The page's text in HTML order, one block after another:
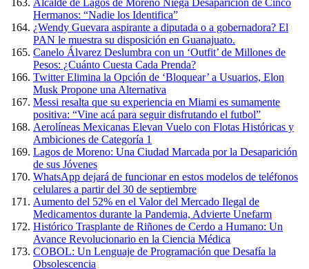
Alcalde de Lagos de Moreno Niega Desaparición de Cinco
Hermanos: “Nadie los Identifica”
¿Wendy Guevara aspirante a diputada o a gobernadora? El
PAN le muestra su disposición en Guanajuato.
Canelo Álvarez Deslumbra con un ‘Outfit’ de Millones de
Pesos: ¿Cuánto Cuesta Cada Prenda?
Twitter Elimina la Opción de ‘Bloquear’ a Usuarios, Elon
Musk Propone una Alternativa
Messi resalta que su experiencia en Miami es sumamente
positiva: “Vine acá para seguir disfrutando el futbol”
Aerolíneas Mexicanas Elevan Vuelo con Flotas Históricas y
Ambiciones de Categoría 1
Lagos de Moreno: Una Ciudad Marcada por la Desaparición
de sus Jóvenes
WhatsApp dejará de funcionar en estos modelos de teléfonos
celulares a partir del 30 de septiembre
Aumento del 52% en el Valor del Mercado Ilegal de
Medicamentos durante la Pandemia, Advierte Unefarm
Histórico Trasplante de Riñones de Cerdo a Humano: Un
Avance Revolucionario en la Ciencia Médica
COBOL: Un Lenguaje de Programación que Desafía la
Obsolescencia